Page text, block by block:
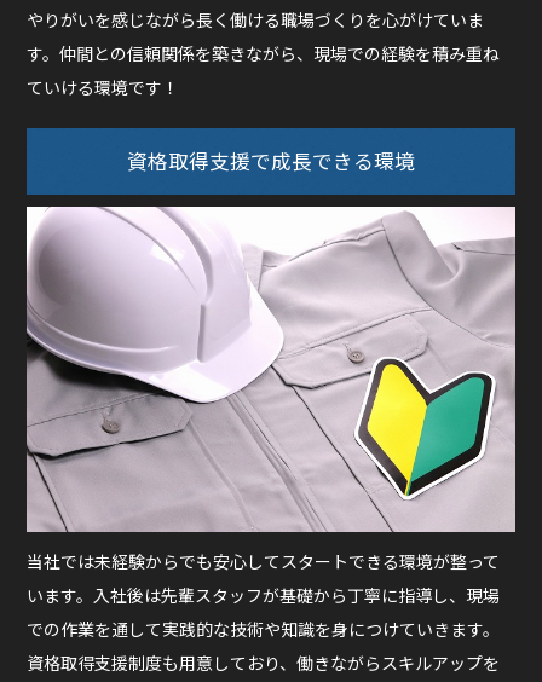
やりがいを感じながら長く働ける職場づくりを心がけていま
す。仲間との信頼関係を築きながら、現場での経験を積み重ね
ていける環境です！
資格取得支援で成長できる環境
当社では未経験からでも安心してスタートできる環境が整って
います。入社後は先輩スタッフが基礎から丁寧に指導し、現場
での作業を通して実践的な技術や知識を身につけていきます。
資格取得支援制度も用意しており、働きながらスキルアップを